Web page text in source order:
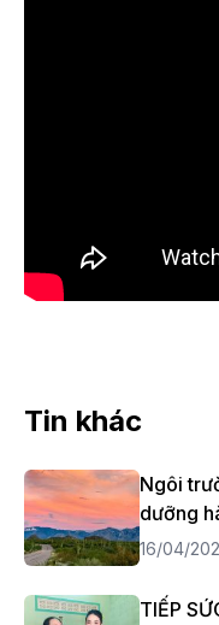
Tin khác
Ngôi
dưỡng
16/04/
TIẾP